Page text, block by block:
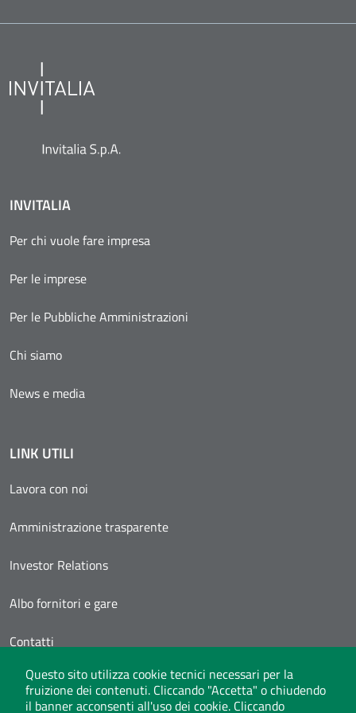
Questo sito utilizza cookie tecnici necessari per la
fruizione dei contenuti. Cliccando "Accetta" o chiudendo
il banner acconsenti all'uso dei cookie. Cliccando
INVITALIA
Per chi vuole fare impresa
Per le imprese
Per le Pubbliche Amministrazioni
Chi siamo
News e media
LINK UTILI
Lavora con noi
Amministrazione trasparente
Investor Relations
Albo fornitori e gare
Contatti
Area Personale